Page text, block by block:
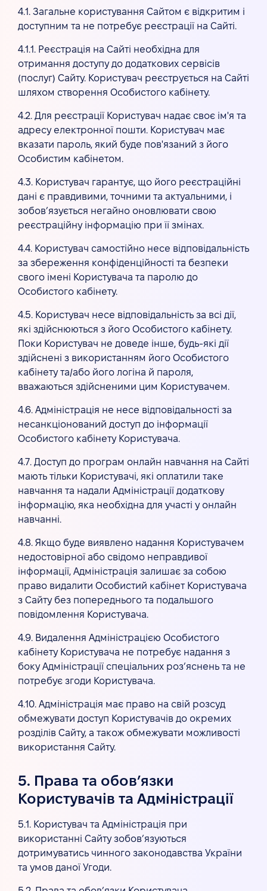
4.1. Загальне користування Сайтом є відкритим і
доступним та не потребує реєстрації на Сайті.
4.1.1. Реєстрація на Сайті необхідна для
отримання доступу до додаткових сервісів
(послуг) Сайту. Користувач реєструється на Сайті
шляхом створення Особистого кабінету.
4.2. Для реєстрації Користувач надає своє ім'я та
адресу електронної пошти. Користувач має
вказати пароль, який буде пов'язаний з його
Особистим кабінетом.
4.3. Користувач гарантує, що його реєстраційні
дані є правдивими, точними та актуальними, і
зобов’язується негайно оновлювати свою
реєстраційну інформацію при її змінах.
4.4. Користувач самостійно несе відповідальність
за збереження конфіденційності та безпеки
свого імені Користувача та паролю до
Особистого кабінету.
4.5. Користувач несе відповідальність за всі дії,
які здійснюються з його Особистого кабінету.
Поки Користувач не доведе інше, будь-які дії
здійснені з використанням його Особистого
кабінету та/або його логіна й пароля,
вважаються здійсненими цим Користувачем.
4.6. Адміністрація не несе відповідальності за
несанкціонований доступ до інформації
Особистого кабінету Користувача.
4.7. Доступ до програм онлайн навчання на Сайті
мають тільки Користувачі, які оплатили таке
навчання та надали Адміністрації додаткову
інформацію, яка необхідна для участі у онлайн
навчанні.
4.8. Якщо буде виявлено надання Користувачем
недостовірної або свідомо неправдивої
інформації, Адміністрація залишає за собою
право видалити Особистий кабінет Користувача
з Сайту без попереднього та подальшого
повідомлення Користувача.
4.9. Видалення Адміністрацією Особистого
кабінету Користувача не потребує надання з
боку Адміністрації спеціальних роз’яснень та не
потребує згоди Користувача.
4.10. Адміністрація має право на свій розсуд
обмежувати доступ Користувачів до окремих
розділів Сайту, а також обмежувати можливості
використання Сайту.
5. Права та обов’язки
Користувачів та Адміністрації
5.1. Користувач та Адміністрація при
використанні Сайту зобов’язуються
дотримуватись чинного законодавства України
та умов даної Угоди.